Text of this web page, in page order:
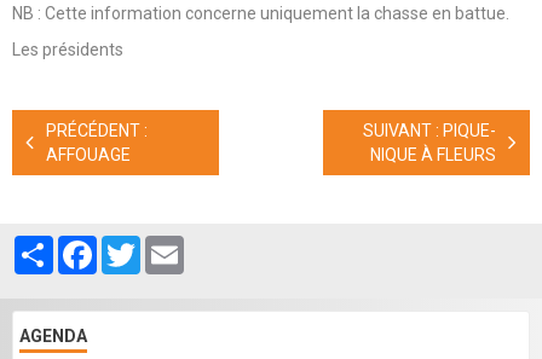
NB : Cette information concerne uniquement la chasse en battue.
Les présidents
PRÉCÉDENT :
AFFOUAGE
SUIVANT : PIQUE-
NIQUE À FLEURS
PartagerFacebook
Twitter
AGENDA